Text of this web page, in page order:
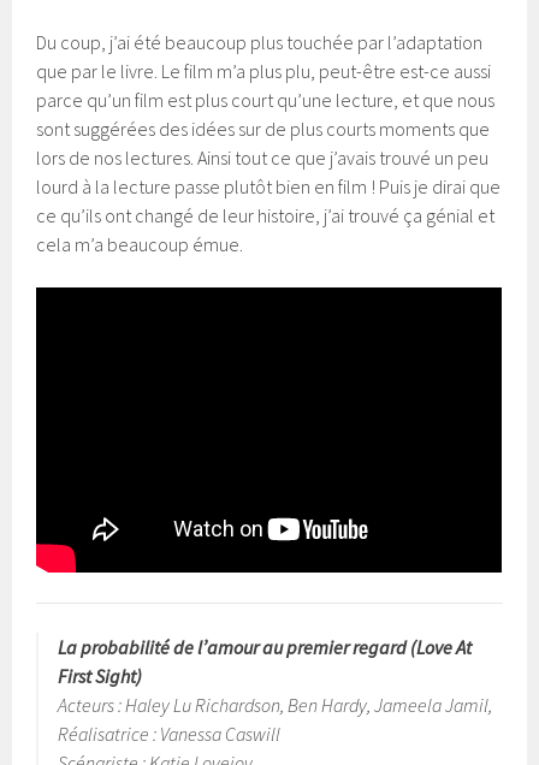
Du coup, j’ai été beaucoup plus touchée par l’adaptation
que par le livre. Le film m’a plus plu, peut-être est-ce aussi
parce qu’un film est plus court qu’une lecture, et que nous
sont suggérées des idées sur de plus courts moments que
lors de nos lectures. Ainsi tout ce que j’avais trouvé un peu
lourd à la lecture passe plutôt bien en film ! Puis je dirai que
ce qu’ils ont changé de leur histoire, j’ai trouvé ça génial et
cela m’a beaucoup émue.
La probabilité de l’amour au premier regard (Love At
First Sight)
Acteurs : Haley Lu Richardson, Ben Hardy, Jameela Jamil,
Réalisatrice : Vanessa Caswill